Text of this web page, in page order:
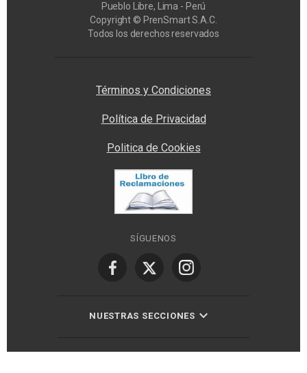
Pueblo Libre, Lima - Perú
Copyright © PrenSmart S.A.C.
Todos los derechos reservados
Términos y Condiciones
Política de Privacidad
Politica de Cookies
SÍGUENOS
NUESTRAS SECCIONES